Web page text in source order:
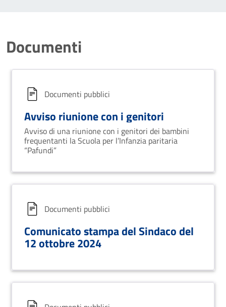
Documenti
Documenti pubblici
Avviso riunione con i genitori
Avviso di una riunione con i genitori dei bambini
frequentanti la Scuola per l’Infanzia paritaria
“Pafundi”
Documenti pubblici
Comunicato stampa del Sindaco del
12 ottobre 2024